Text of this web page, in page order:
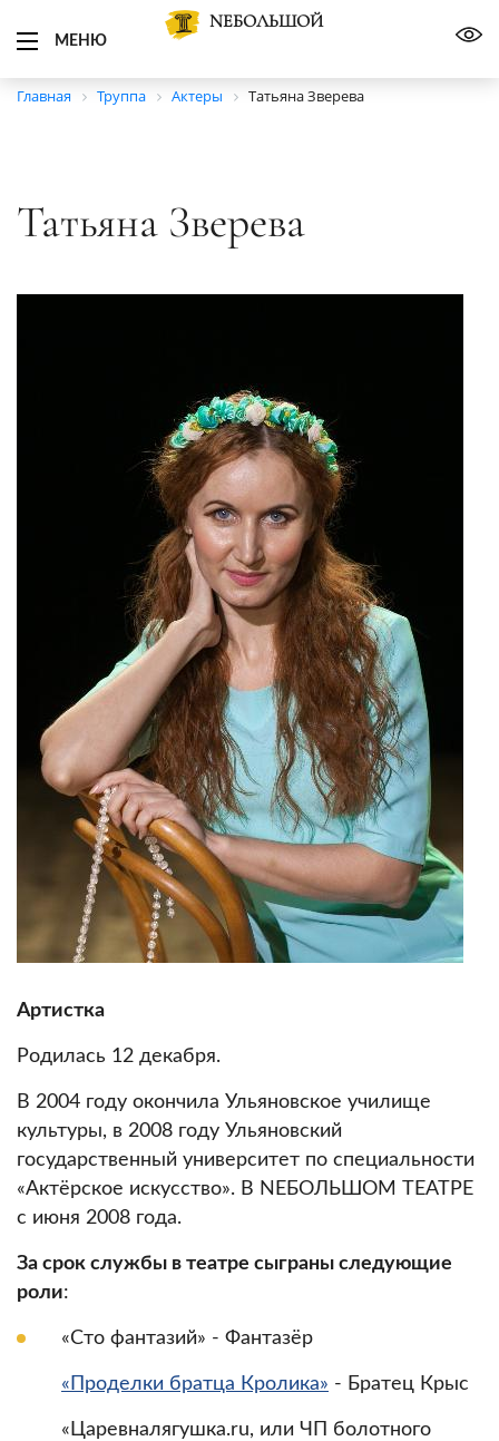
МЕНЮ
NЕБОЛЬШОЙ
Главная Труппа Актеры Татьяна Зверева
Татьяна Зверева
Артистка
Родилась 12 декабря.
В 2004 году окончила Ульяновское училище
культуры, в 2008 году Ульяновский
государственный университет по специальности
«Актёрское искусство». В NЕБОЛЬШОМ ТЕАТРЕ
с июня 2008 года.
За срок службы в театре сыграны следующие
роли:
«Сто фантазий» - Фантазёр
«Проделки братца Кролика» - Братец Крыс
«Царевналягушка.ru, или ЧП болотного